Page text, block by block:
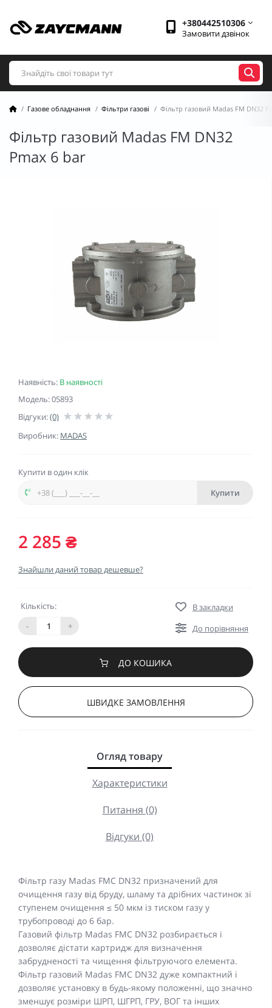
+380442510306
Замовити дзвінок
Газове обладнання Фільтри газові Фільтр газовий Madas FM DN32
Фільтр газовий Madas FM DN32
Pmax 6 bar
Наявність: В наявності
Модель: 05893
Відгуки:(0)
Виробник: MADAS
Купити в один клік
Купити
2 285 ₴
Знайшли даний товар дешевше?
Кількість:
-
+
В закладки
До порівняння
ДО КОШИКА
ШВИДКЕ ЗАМОВЛЕННЯ
Огляд товару
Характеристики
Питання (0)
Відгуки (0)
Фільтр газу Madas FMC DN32 призначений для
очищення газу від бруду, шламу та дрібних частинок зі
ступенем очищення ≤ 50 мкм із тиском газу у
трубопроводі до 6 бар.
Газовий фільтр Madas FMC DN32 розбирається і
дозволяє дістати картридж для визначення
забрудненості та чищення фільтруючого елемента.
Фільтр газовий Madas FMC DN32 дуже компактний і
дозволяє установку в будь-якому положенні, що значно
зменшує розміри ШРП, ШГРП, ГРУ, ВОГ та інших